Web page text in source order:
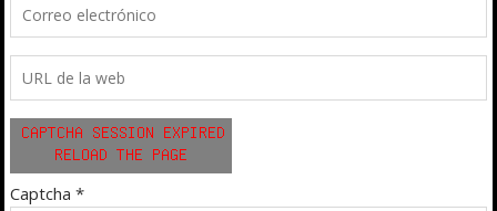
Captcha *